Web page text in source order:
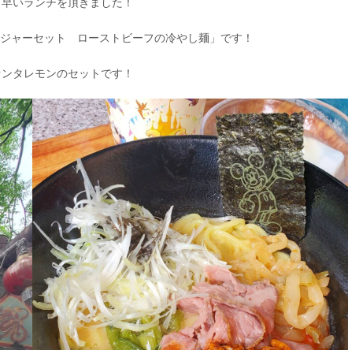
ャーセット ローストビーフの冷やし麺」です！
タレモンのセットです！